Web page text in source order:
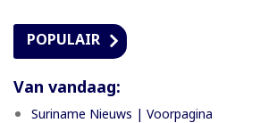
POPULAIR
Van vandaag:
Suriname Nieuws | Voorpagina